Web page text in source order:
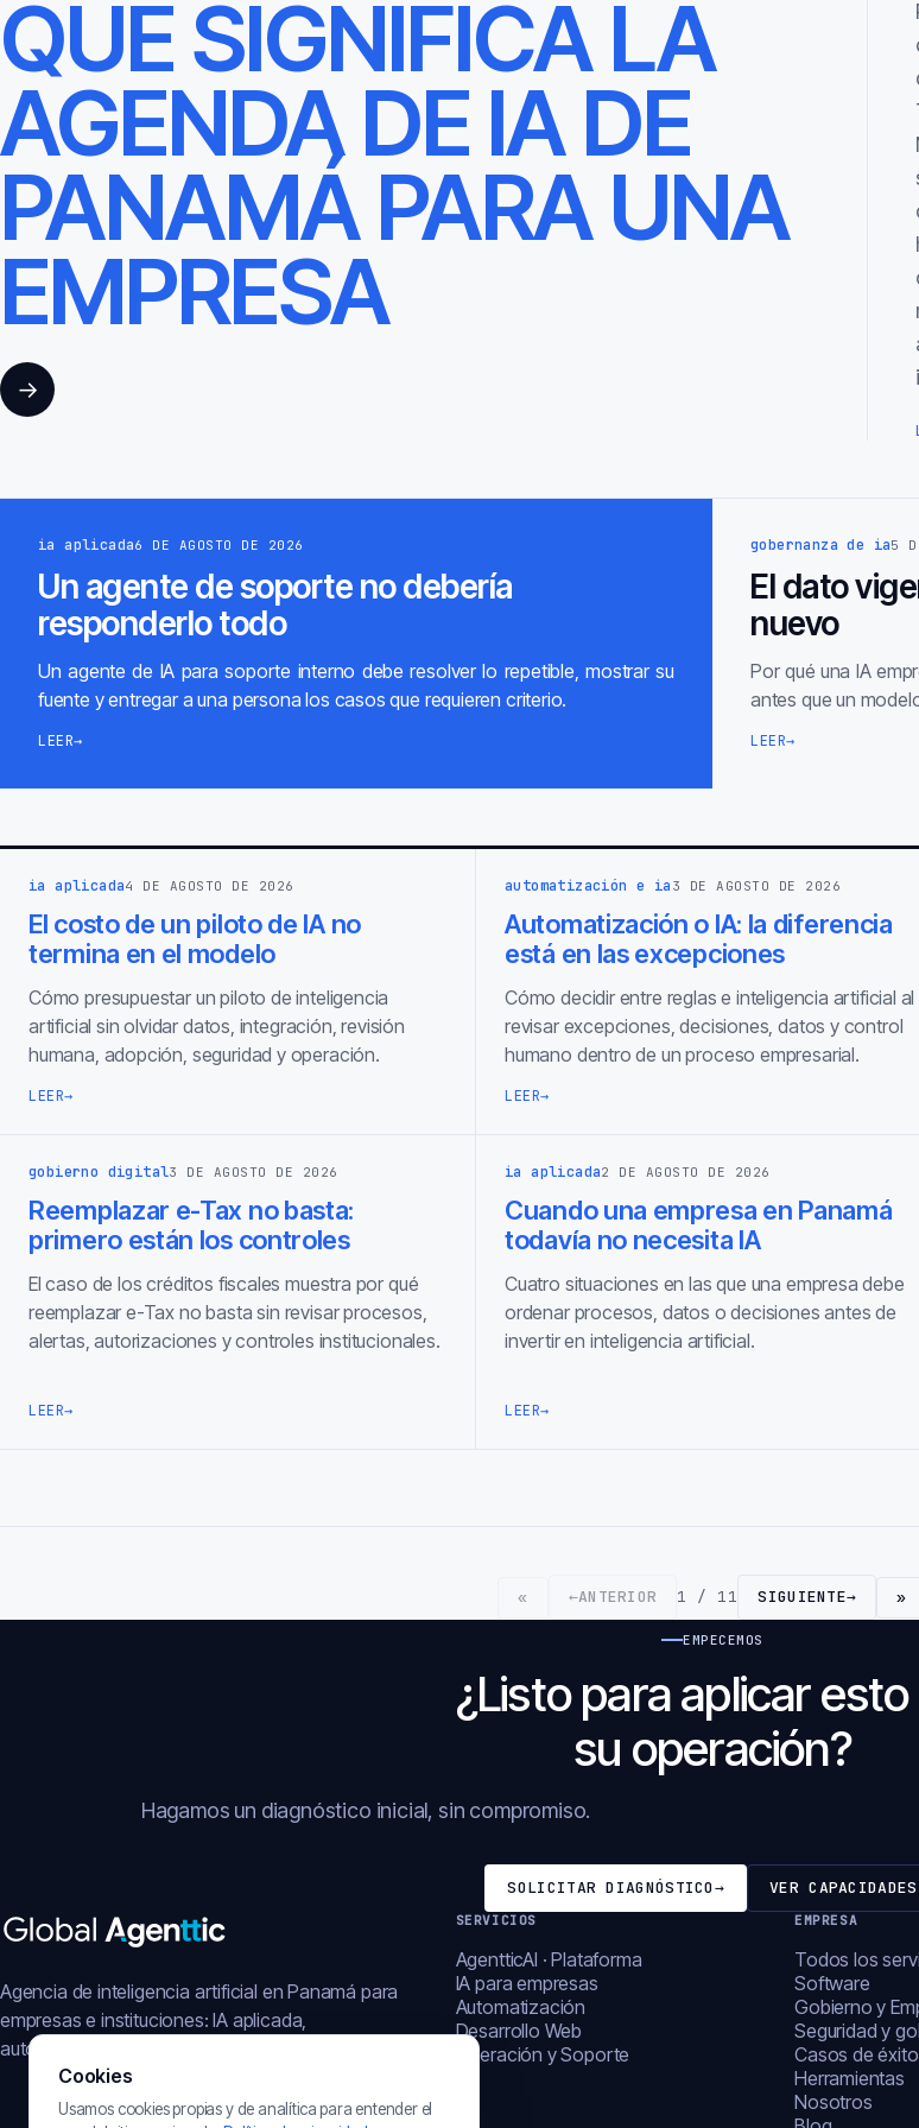
QUÉ SIGNIFICA LA
AGENDA DE IA DE
PANAMÁ PARA UNA
EMPRESA
→
ia aplicada6 DE AGOSTO DE 2026
Un agente de soporte no debería
responderlo todo
Un agente de IA para soporte interno debe resolver lo repetible, mostrar su
fuente y entregar a una persona los casos que requieren criterio.
LEER→
gobernanza de ia5
El dato
nuevo
Por qué una IA
antes que un
LEER→
ia aplicada4 DE AGOSTO DE 2026
El costo de un piloto de IA no
termina en el modelo
Cómo presupuestar un piloto de inteligencia
artificial sin olvidar datos, integración, revisión
humana, adopción, seguridad y operación.
LEER→
automatización e ia 3 DE AGOSTO DE 2026
Automatización o IA: la diferencia
está en las excepciones
Cómo decidir entre reglas e inteligencia artificial al
revisar excepciones, decisiones, datos y control
humano dentro de un proceso empresarial.
LEER→
gobierno digital3 DE AGOSTO DE 2026
Reemplazar e-Tax no basta:
primero están los controles
El caso de los créditos fiscales muestra por qué
reemplazar e-Tax no basta sin revisar procesos,
alertas, autorizaciones y controles institucionales.
LEER→
ia aplicada2 DE AGOSTO DE 2026
Cuando una empresa en Panamá
todavía no necesita IA
Cuatro situaciones en las que una empresa debe
ordenar procesos, datos o decisiones antes de
invertir en inteligencia artificial.
LEER→
« ←ANTERIOR 1 / 11 SIGUIENTE→ »
EMPECEMOS
¿Listo para aplicar
su operación?
Hagamos un diagnóstico inicial, sin compromiso.
SOLICITAR DIAGNÓSTICO→ VER CAPACIDADES
Agencia de inteligencia artificial en Panamá para
empresas e instituciones: IA aplicada,
automatización, plataformas y operación digital.
SERVICIOS
AgentticAI · Plataforma
IA para empresas
Automatización
Desarrollo Web
Operación y Soporte
EMPRESA
Todos los
Software
Gobierno y
Seguridad y
Casos de éxito
Herramientas
Nosotros
Cookies
Usamos cookies propias y de analítica para entender el